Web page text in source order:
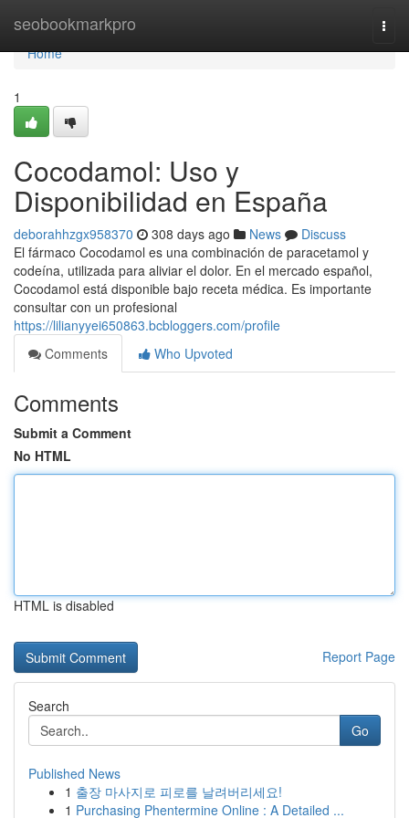
seobookmarkpro
Home
Home
1
Cocodamol: Uso y
Disponibilidad en España
deborahhzgx958370 308 days ago News
Discuss
El fármaco Cocodamol es una combinación de paracetamol y
codeína, utilizada para aliviar el dolor. En el mercado español,
Cocodamol está disponible bajo receta médica. Es importante
consultar con un profesional
https://lilianyyei650863.bcbloggers.com/profile
Comments
Who Upvoted
Comments
Submit a Comment
No HTML
HTML is disabled
Report Page
Search
Go
Published News
1 출장 마사지로 피로를 날려버리세요!
1 Purchasing Phentermine Online : A Detailed ...